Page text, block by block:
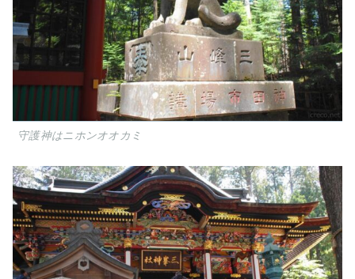
守護神はニホンオオカミ